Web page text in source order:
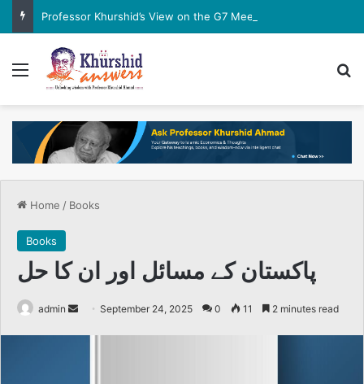
Professor Khurshid’s View on the G7 Meeting
Menu
Home / Books
Books
پاکستان کے مسائل اور ان کا حل
admin
Send September 24, 2025 0 11 2 minutes read